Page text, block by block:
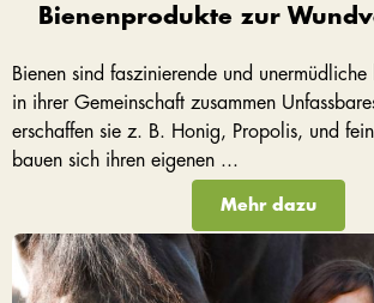
Bienenprodukte zur
Bienen sind faszinierende und
in ihrer Gemeinschaft zusammen
erschaffen sie z. B. Honig, Propolis, und
bauen sich ihren eigenen ...
Mehr dazu